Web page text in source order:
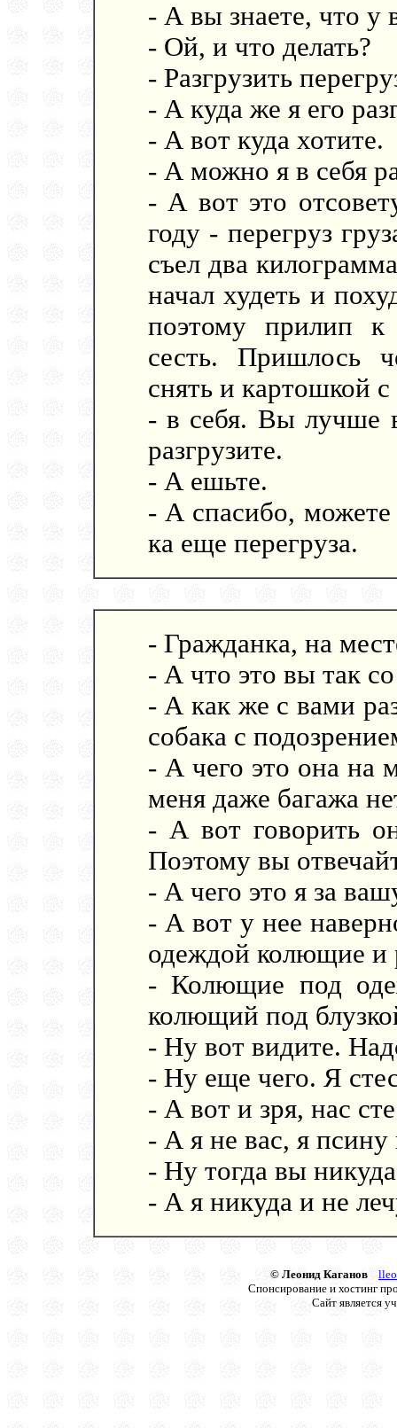
- А вы знаете, что у
- Ой, и что делать?
- Разгрузить
- А куда же я его
- А вот куда хотите.
- А можно я в себя
- А вот это
году - перегруз
съел два
начал худеть и
поэтому прилип
сесть. Пришлось
снять и картошкой
- в себя. Вы лучше
разгрузите.
- А ешьте.
- А спасибо,
ка еще перегруза.
- Гражданка, на
- А что это вы так
- А как же с вами
собака с
- А чего это она на
меня даже багажа
- А вот говорить
Поэтому вы
- А чего это я за
- А вот у нее
одеждой колющие и
- Колющие под
колющий под
- Ну вот видите.
- Ну еще чего. Я
- А вот и зря, нас
- А я не вас, я
- Ну тогда вы
- А я никуда и не
© Леонид Каганов
Спонсирование и хостинг
Сайт является